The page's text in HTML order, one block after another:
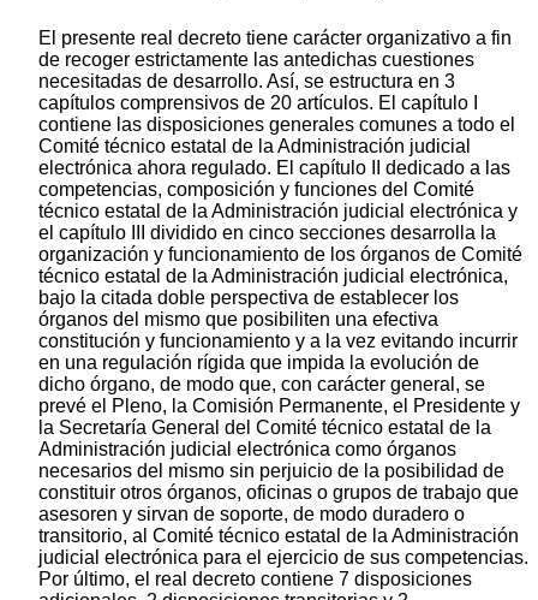
El presente real decreto tiene carácter organizativo a fin
de recoger estrictamente las antedichas cuestiones
necesitadas de desarrollo. Así, se estructura en 3
capítulos comprensivos de 20 artículos. El capítulo I
contiene las disposiciones generales comunes a todo el
Comité técnico estatal de la Administración judicial
electrónica ahora regulado. El capítulo II dedicado a las
competencias, composición y funciones del Comité
técnico estatal de la Administración judicial electrónica y
el capítulo III dividido en cinco secciones desarrolla la
organización y funcionamiento de los órganos de Comité
técnico estatal de la Administración judicial electrónica,
bajo la citada doble perspectiva de establecer los
órganos del mismo que posibiliten una efectiva
constitución y funcionamiento y a la vez evitando incurrir
en una regulación rígida que impida la evolución de
dicho órgano, de modo que, con carácter general, se
prevé el Pleno, la Comisión Permanente, el Presidente y
la Secretaría General del Comité técnico estatal de la
Administración judicial electrónica como órganos
necesarios del mismo sin perjuicio de la posibilidad de
constituir otros órganos, oficinas o grupos de trabajo que
asesoren y sirvan de soporte, de modo duradero o
transitorio, al Comité técnico estatal de la Administración
judicial electrónica para el ejercicio de sus competencias.
Por último, el real decreto contiene 7 disposiciones